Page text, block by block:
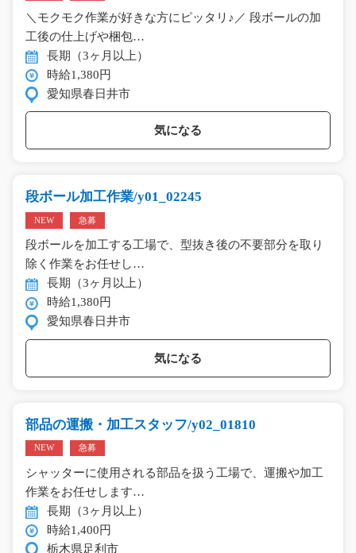
＼モクモク作業が好きな方にピッタリ♪／ 段ボールの加
工後の仕上げや梱包…
長期（3ヶ月以上）
時給1,380円
愛知県春日井市
気になる
段ボール加工作業/y01_02245
NEW 急募
段ボールを加工する工場で、型抜き後の不要部分を取り
除く作業をお任せし…
長期（3ヶ月以上）
時給1,380円
愛知県春日井市
気になる
部品の運搬・加工スタッフ/y02_01810
NEW 急募
シャッターに使用される部品を扱う工場で、運搬や加工
作業をお任せします…
長期（3ヶ月以上）
時給1,400円
栃木県足利市